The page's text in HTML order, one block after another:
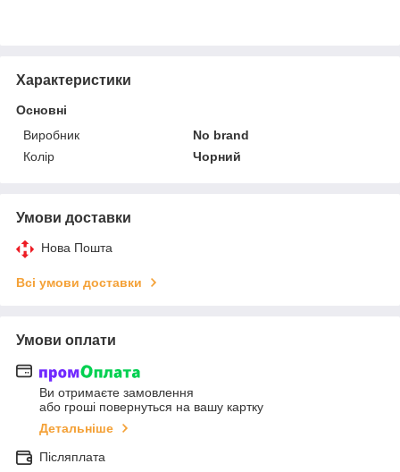
Характеристики
Основні
Виробник
No brand
Колір
Чорний
Умови доставки
Нова Пошта
Всі умови доставки
Умови оплати
Ви отримаєте замовлення
або гроші повернуться на вашу картку
Детальніше
Післяплата